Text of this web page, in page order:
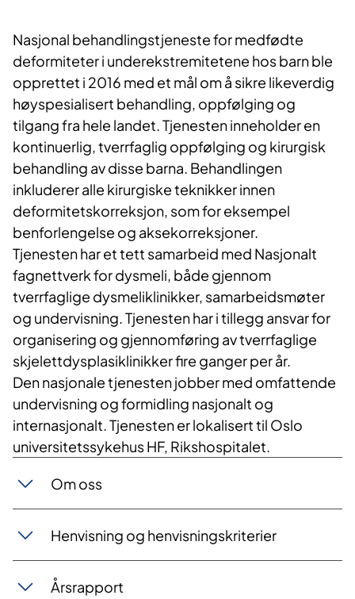
Nasjonal behandlingstjeneste for medfødte
deformiteter i underekstremitetene hos barn ble
opprettet i 2016 med et mål om å sikre likeverdig
høyspesialisert behandling, oppfølging og
tilgang fra hele landet. Tjenesten inneholder en
kontinuerlig, tverrfaglig oppfølging og kirurgisk
behandling av disse barna. Behandlingen
inkluderer alle kirurgiske teknikker innen
deformitetskorreksjon, som for eksempel
benforlengelse og aksekorreksjoner.
Tjenesten har et tett samarbeid med Nasjonalt
fagnettverk for dysmeli, både gjennom
tverrfaglige dysmeliklinikker, samarbeidsmøter
og undervisning. Tjenesten har i tillegg ansvar for
organisering og gjennomføring av tverrfaglige
skjelettdysplasiklinikker fire ganger per år.
Den nasjonale tjenesten jobber med omfattende
undervisning og formidling nasjonalt og
internasjonalt. Tjenesten er lokalisert til Oslo
universitetssykehus HF, Rikshospitalet.
Om oss
Henvisning og henvisningskriterier
Årsrapport